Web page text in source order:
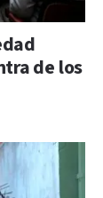
de los